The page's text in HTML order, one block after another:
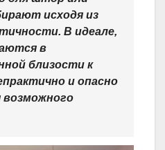
исходя из
В идеале,
в
близости к
и опасно
возможного